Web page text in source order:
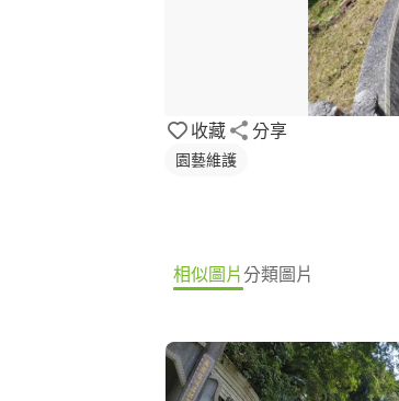
收藏 分享
園藝維護
相似圖片分類圖片